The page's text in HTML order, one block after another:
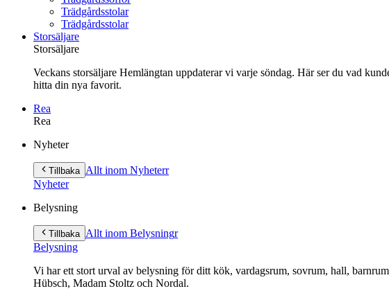
Trädgårdsstolar
Trädgårdsstolar
Storsäljare
Storsäljare
Veckans storsäljare Hemlängtan uppdaterar vi varje söndag. Här ser du vad
hitta din nya favorit.
Rea
Rea
innehåll
Nyheter
Tillbaka Allt inom Nyheterr
Nyheter
Belysning
Tillbaka Allt inom Belysningr
Belysning
Vi har ett stort urval av belysning för ditt kök, vardagsrum, sovrum, hall,
Hübsch, Madam Stoltz och Nordal.